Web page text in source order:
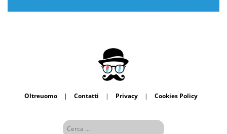
Oltreuomo | Contatti | Privacy | Cookies Policy